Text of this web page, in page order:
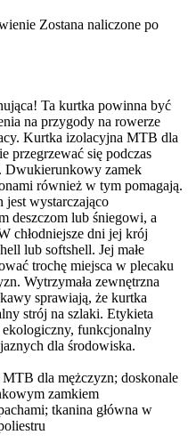
Zostana naliczone po
Ta kurtka powinna być
na przygody na rowerze
Kurtka izolacyjna MTB dla
przegrzewać się podczas
Dwukierunkowy zamek
również w tym pomagają.
wystarczająco
deszczom lub śniegowi, a
chłodniejsze dni jej krój
lub softshell. Jej małe
trochę miejsca w plecaku
Wytrzymała zewnętrzna
sprawiają, że kurtka
strój na szlaki. Etykieta
funkcjonalny
dla środowiska.
dla mężczyzn; doskonale
zamkiem
tkanina główna w